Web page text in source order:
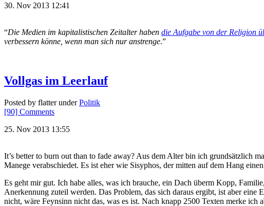
30. Nov 2013 12:41
“Die Medien im kapitalistischen Zeitalter haben die Aufgabe von der Religion
verbessern könne, wenn man sich nur anstrenge.”
Vollgas im Leerlauf
Posted by flatter underPolitik
[90] Comments
25. Nov 2013 13:55
It’s better to burn out than to fade away? Aus dem Alter bin ich grundsätzlich
Manege verabschiedet. Es ist eher wie Sisyphos, der mitten auf dem Hang
Es geht mir gut. Ich habe alles, was ich brauche, ein Dach überm Kopp,
Anerkennung zuteil werden. Das Problem, das sich daraus ergibt, ist aber
nicht, wäre Feynsinn nicht das, was es ist. Nach knapp 2500 Texten merke ich